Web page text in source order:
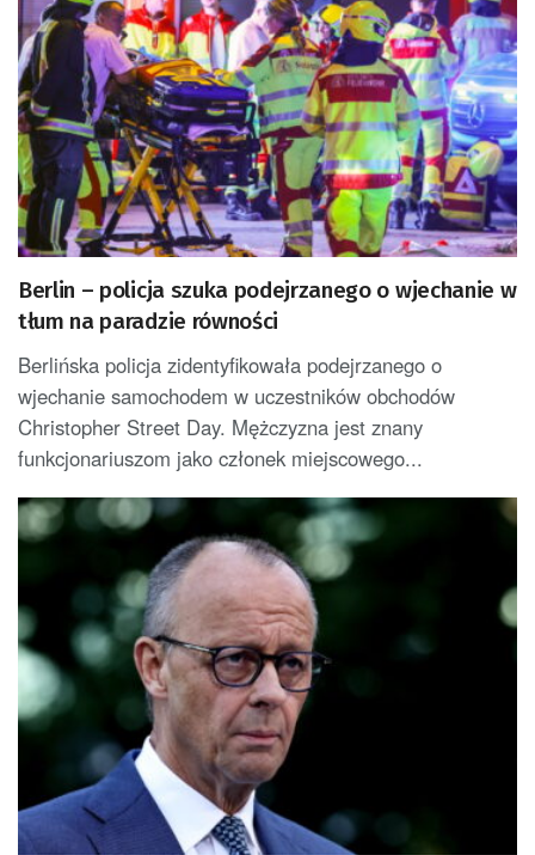
Berlin – policja szuka podejrzanego o wjechanie w
tłum na paradzie równości
Berlińska policja zidentyfikowała podejrzanego o
wjechanie samochodem w uczestników obchodów
Christopher Street Day. Mężczyzna jest znany
funkcjonariuszom jako członek miejscowego...